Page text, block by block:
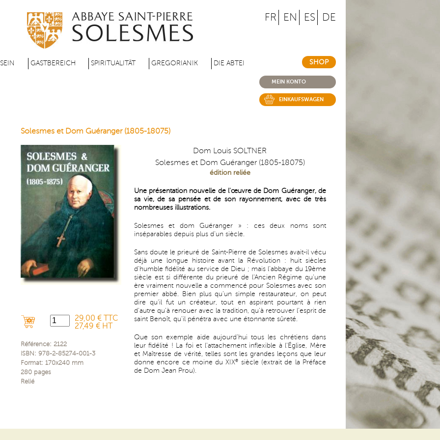
zum
Inhalt
FR EN ES DE
GASTBEREICH SPIRITUALITÄT GREGORIANIK DIE ABTEI SHOP
MEIN KONTO
EINKAUFSWAGEN
Solesmes et Dom Guéranger (1805-18075)
29,00 € TTC
27,49 € HT
Référence: 2122
ISBN: 978-2-85274-001-3
Format: 170x240mm
280pages
Relié
Dom Louis SOLTNER
Solesmes et Dom Guéranger (1805-18075)
édition reliée
Une présentation nouvelle de l'œuvre de Dom Guéranger, de
sa vie, de sa pensée et de son rayonnement, avec de très
nombreuses illustrations.
Solesmes et dom Guéranger » : ces deux noms sont
inséparables depuis plus d'un siècle.
Sans doute le prieuré de Saint-Pierre de Solesmes avait-il vécu
déjà une longue histoire avant la Révolution : huit siècles
d'humble fidélité au service de Dieu ; mais l'abbaye du 19ème
siècle est si différente du prieuré de l'Ancien Régime qu'une
ère vraiment nouvelle a commencé pour Solesmes avec son
premier abbé. Bien plus qu'un simple restaurateur, on peut
dire qu'il fut un créateur, tout en aspirant pourtant à rien
d'autre qu'à renouer avec la tradition, qu'à retrouver l'esprit de
saint Benoît, qu'il pénétra avec une étonnante sûreté.
Que son exemple aide aujourd'hui tous les chrétiens dans
leur fidélité ! La foi et l'attachement inflexible à l'Église, Mère
et Maîtresse de vérité, telles sont les grandes leçons que leur
donne encore ce moine du XIXe siècle (extrait de la Préface
de Dom Jean Prou).